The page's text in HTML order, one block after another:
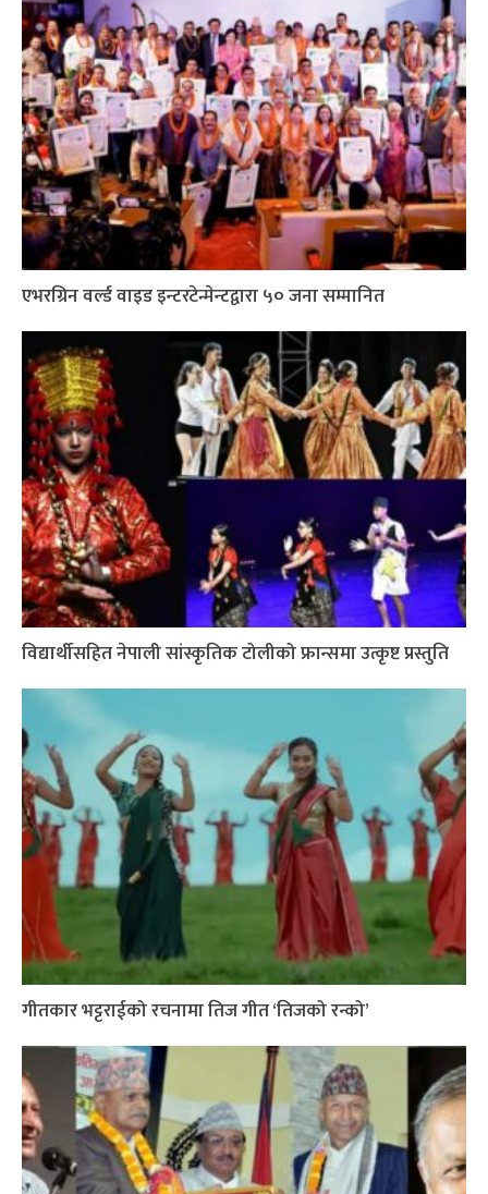
एभरग्रिन वर्ल्ड वाइड इन्टरटेन्मेन्टद्वारा ५० जना सम्मानित
विद्यार्थीसहित नेपाली सांस्कृतिक टोलीको फ्रान्समा उत्कृष्ट प्रस्तुति
गीतकार भट्टराईको रचनामा तिज गीत ‘तिजको रन्को’